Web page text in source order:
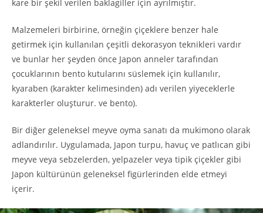
kare bir şekil verilen baklagiller için ayrılmıştır.
Malzemeleri birbirine, örneğin çiçeklere benzer hale
getirmek için kullanılan çeşitli dekorasyon teknikleri vardır
ve bunlar her şeyden önce Japon anneler tarafından
çocuklarının bento kutularını süslemek için kullanılır,
kyaraben (karakter kelimesinden) adı verilen yiyeceklerle
karakterler oluşturur. ve bento).
Bir diğer geleneksel meyve oyma sanatı da mukimono olarak
adlandırılır. Uygulamada, Japon turpu, havuç ve patlıcan gibi
meyve veya sebzelerden, yelpazeler veya tipik çiçekler gibi
Japon kültürünün geleneksel figürlerinden elde etmeyi
içerir.